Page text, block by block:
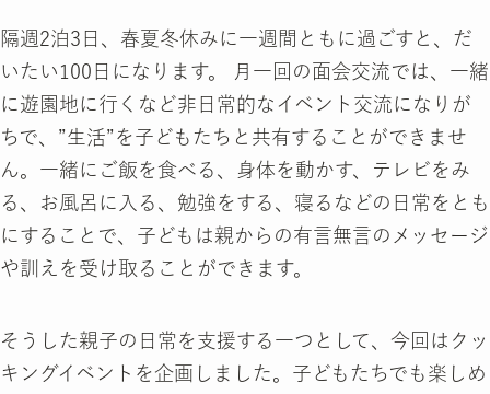
隔週2泊3日、春夏冬休みに一週間ともに過ごすと、だ
いたい100日になります。 月一回の面会交流では、一緒
に遊園地に行くなど非日常的なイベント交流になりが
ちで、”生活”を子どもたちと共有することができませ
ん。一緒にご飯を食べる、身体を動かす、テレビをみ
る、お風呂に入る、勉強をする、寝るなどの日常をとも
にすることで、子どもは親からの有言無言のメッセージ
や訓えを受け取ることができます。
そうした親子の日常を支援する一つとして、今回はクッ
キングイベントを企画しました。子どもたちでも楽しめ